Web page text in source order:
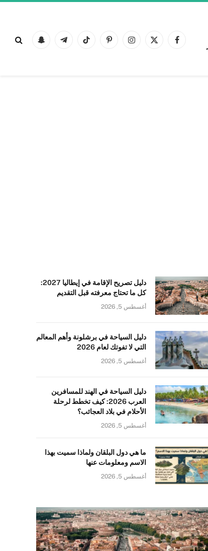
فيسبوكX
الانستغرامبينتيريستتيكتوك تيلقرام Snapchat
دليل تصريح الإقامة في إيطاليا 2027:
كل ما تحتاج معرفته قبل التقديم
أغسطس 5, 2026
دليل السياحة في برشلونة وأهم المعالم
التي لا تفوتك لعام 2026
أغسطس 5, 2026
دليل السياحة في الهند للمسافرين
العرب 2026: كيف تخطط لرحلة
الأحلام في بلاد العجائب؟
أغسطس 5, 2026
ما هي دول البلقان ولماذا سميت بهذا
الاسم ومعلومات عنها
أغسطس 5, 2026